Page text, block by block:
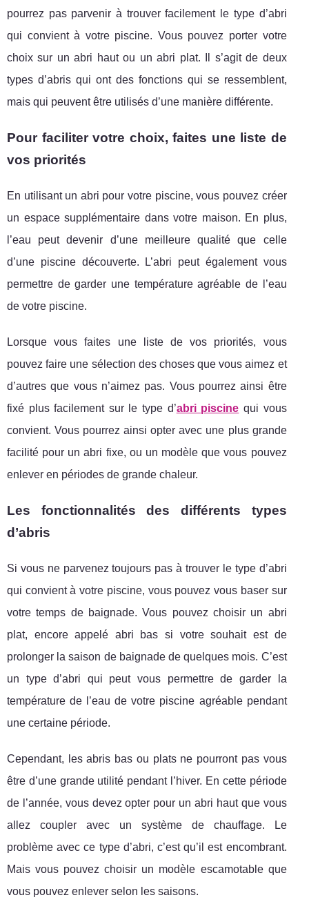
pourrez pas parvenir à trouver facilement le type d’abri
qui convient à votre piscine. Vous pouvez porter votre
choix sur un abri haut ou un abri plat. Il s’agit de deux
types d’abris qui ont des fonctions qui se ressemblent,
mais qui peuvent être utilisés d’une manière différente.
Pour faciliter votre choix, faites une liste de
vos priorités
En utilisant un abri pour votre piscine, vous pouvez créer
un espace supplémentaire dans votre maison. En plus,
l’eau peut devenir d’une meilleure qualité que celle
d’une piscine découverte. L’abri peut également vous
permettre de garder une température agréable de l’eau
de votre piscine.
Lorsque vous faites une liste de vos priorités, vous
pouvez faire une sélection des choses que vous aimez et
d’autres que vous n’aimez pas. Vous pourrez ainsi être
fixé plus facilement sur le type d’abri piscine qui vous
convient. Vous pourrez ainsi opter avec une plus grande
facilité pour un abri fixe, ou un modèle que vous pouvez
enlever en périodes de grande chaleur.
Les fonctionnalités des différents types
d’abris
Si vous ne parvenez toujours pas à trouver le type d’abri
qui convient à votre piscine, vous pouvez vous baser sur
votre temps de baignade. Vous pouvez choisir un abri
plat, encore appelé abri bas si votre souhait est de
prolonger la saison de baignade de quelques mois. C’est
un type d’abri qui peut vous permettre de garder la
température de l’eau de votre piscine agréable pendant
une certaine période.
Cependant, les abris bas ou plats ne pourront pas vous
être d’une grande utilité pendant l’hiver. En cette période
de l’année, vous devez opter pour un abri haut que vous
allez coupler avec un système de chauffage. Le
problème avec ce type d’abri, c’est qu’il est encombrant.
Mais vous pouvez choisir un modèle escamotable que
vous pouvez enlever selon les saisons.